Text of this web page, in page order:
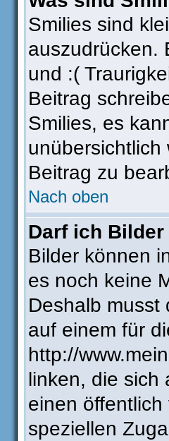
Smilies sind
auszudrücken.
und :(
Beitrag
Smilies, es
Beitrag zu
Nach oben
Darf ich
Bilder können
es noch keine
Deshalb musst
auf einem für
http://
linken, die sich
einen
speziellen